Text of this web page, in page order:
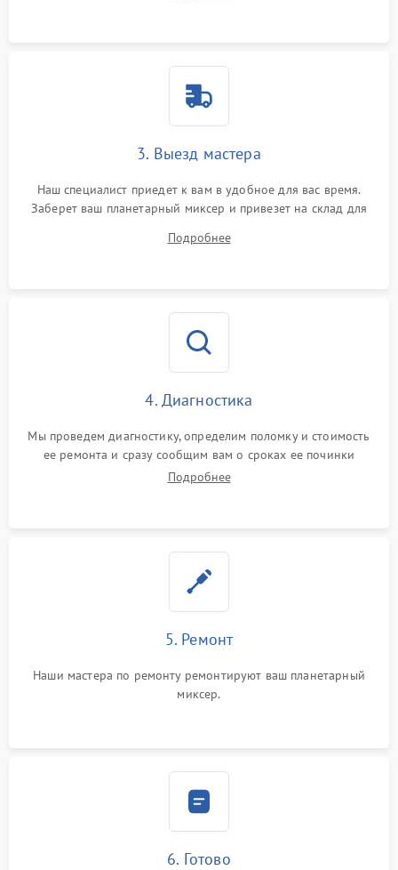
3. Выезд мастера
Наш специалист приедет к вам в удобное для вас время.
Заберет ваш планетарный миксер и привезет на склад для
Подробнее
4. Диагностика
Мы проведем диагностику, определим поломку и стоимость
ее ремонта и сразу сообщим вам о сроках ее починки
Подробнее
5. Ремонт
Наши мастера по ремонту ремонтируют ваш планетарный
миксер.
6. Готово